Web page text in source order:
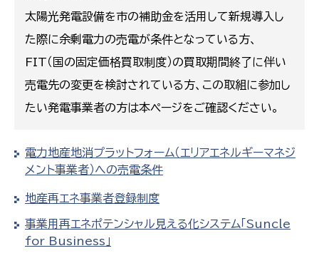
太陽光発電設備を市の補助金を活用して新規導入し
た際に余剰電力の売電が条件となっている方、
FIT（国の固定価格買取制度）の買取期間終了に伴い
売電先の変更を検討されている方、この取組に参加し
たい発電事業者の方は本ページをご確認ください。
電力地産地消プラットフォーム（エリアエネルギーマネジ
メント事業者）への売電条件
地産再エネ事業者登録制度
事業用再エネポテンシャル見える化システム「Suncle
for Business」